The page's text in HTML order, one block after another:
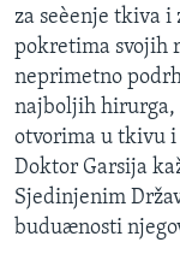
za seèenje tkiva
pokretima svojih
neprimetno
najboljih hirurga,
otvorima u tkivu
Doktor Garsija
Sjedinjenim
buduænosti